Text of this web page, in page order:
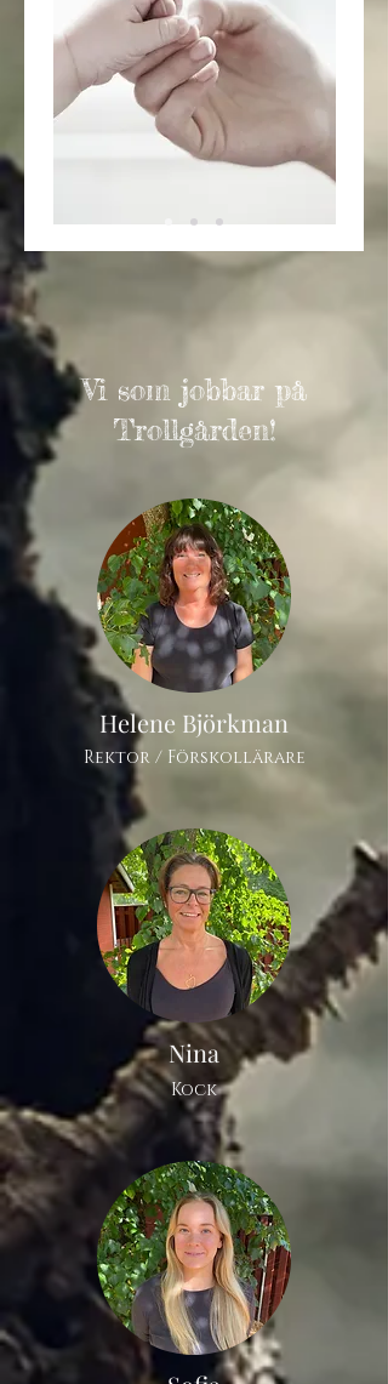
Vi som jobbar på
Trollgården!
Helene Björkman
Rektor / Förskollärare
Nina
Kock